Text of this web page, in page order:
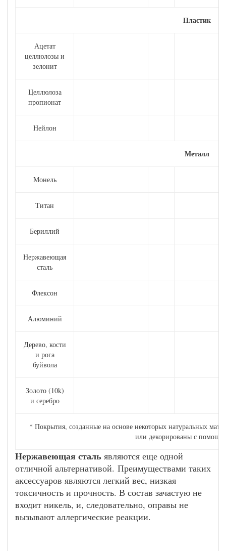
Пластик
Ацетат
целлюлозы и
зелонит
Целлюлоза
пропионат
Нейлон
Металл
Монель
Титан
Бериллий
Нержавеющая
сталь
Флексон
Алюминий
Дерево, кости
и рога
буйвола
Золото (10k)
и серебро
* Покрытия, созданные на основе некоторых натуральных
или декорированы с
Нержавеющая сталь являются еще одной
отличной альтернативой. Преимуществами таких
аксессуаров являются легкий вес, низкая
токсичность и прочность. В состав зачастую не
входит никель, и, следовательно, оправы не
вызывают аллергические реакции.